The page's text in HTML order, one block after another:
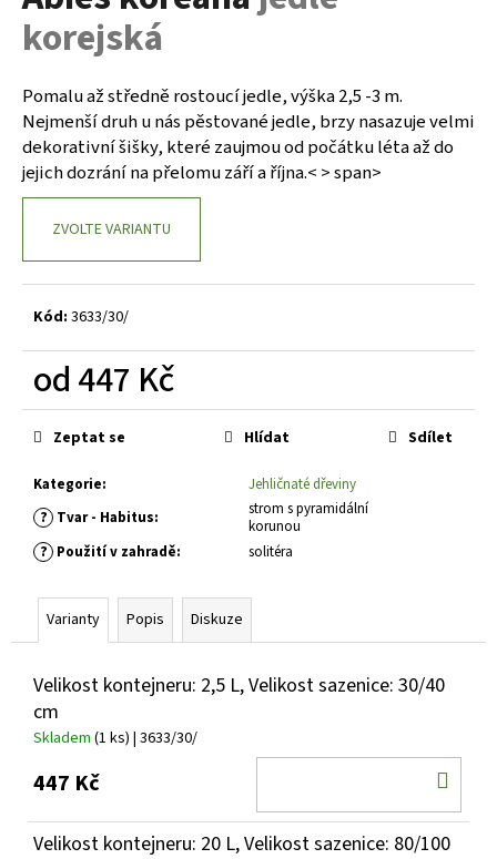
0,0
z
hvězdiček.
korejská
Pomalu až středně rostoucí jedle, výška 2,5 -3 m.
Nejmenší druh u nás pěstované jedle, brzy nasazuje velmi
dekorativní šišky, které zaujmou od počátku léta až do
jejich dozrání na přelomu září a října.< > span>
ZVOLTE VARIANTU
Kód: 3633/30/
od447 Kč
Měrná
cena:
Kategorie: Jehličnaté dřeviny
? Tvar - Habitus:
strom s pyramidální
korunou
? Použití v zahradě: solitéra
Zeptat se Hlídat Sdílet
Varianty Popis Diskuze
Velikost kontejneru: 2,5 L, Velikost sazenice: 30/40
cm
Skladem (1 ks) | 3633/30/
447 Kč
Velikost kontejneru: 20 L, Velikost sazenice: 80/100
a
j
í
t
?
HLEDAT
D
o
p
o
u
m
SEDUM
TELEPHIUM
DARK
MAGIC
ZVRHLÝ
Kč